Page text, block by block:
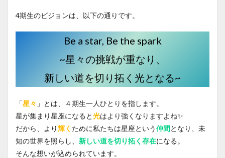
4期生のビジョンは、以下の通りです。
Be a star, Be the spark
~星々の挑戦が重なり、
新しい道を切り拓く光となる~
「星々 」とは、４期生一人ひとりを指します。
星が集まり星座になると光はより強くなりますよね✨
だから、より輝く ために私たちは星座という仲間となり、未
知の世界を照らし、 新しい道を切り拓く存在になる。
そんな想いが込められています。